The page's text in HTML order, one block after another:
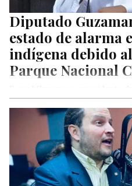
Diputado
estado de
indígena debido
Parque Nacional
refirió este martes al anuncio